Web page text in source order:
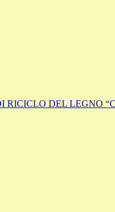
RICICLO DEL LEGNO